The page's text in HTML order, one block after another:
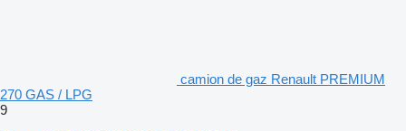
camion de gaz Renault PREMIUM
270 GAS / LPG
9